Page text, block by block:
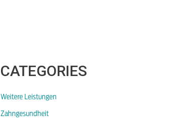
CATEGORIES
Weitere Leistungen
Zahngesundheit